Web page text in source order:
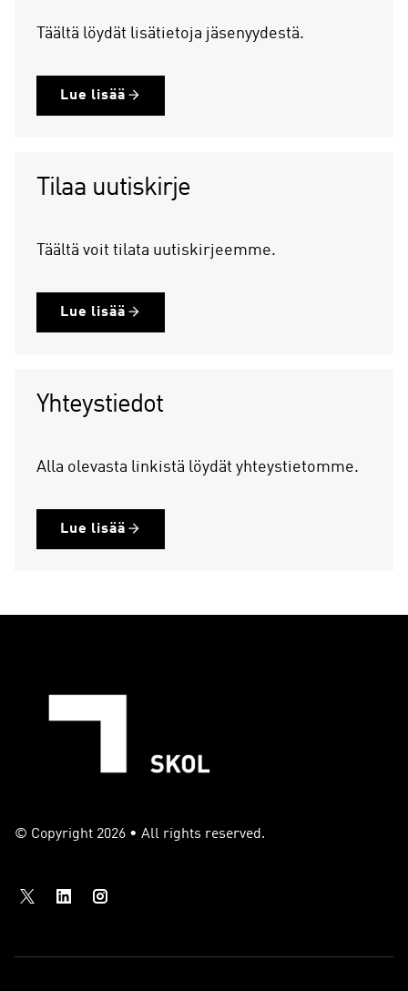
Täältä löydät lisätietoja jäsenyydestä.
Lue lisää
Tilaa uutiskirje
Täältä voit tilata uutiskirjeemme.
Lue lisää
Yhteystiedot
Alla olevasta linkistä löydät yhteystietomme.
Lue lisää
© Copyright 2026 • All rights reserved.